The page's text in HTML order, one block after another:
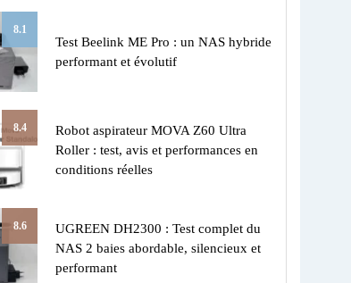
8.1
Test Beelink ME Pro : un NAS hybride
performant et évolutif
8.4
Robot aspirateur MOVA Z60 Ultra
Roller : test, avis et performances en
conditions réelles
8.6
UGREEN DH2300 : Test complet du
NAS 2 baies abordable, silencieux et
performant